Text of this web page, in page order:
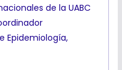
de la UABC
Epidemiología,